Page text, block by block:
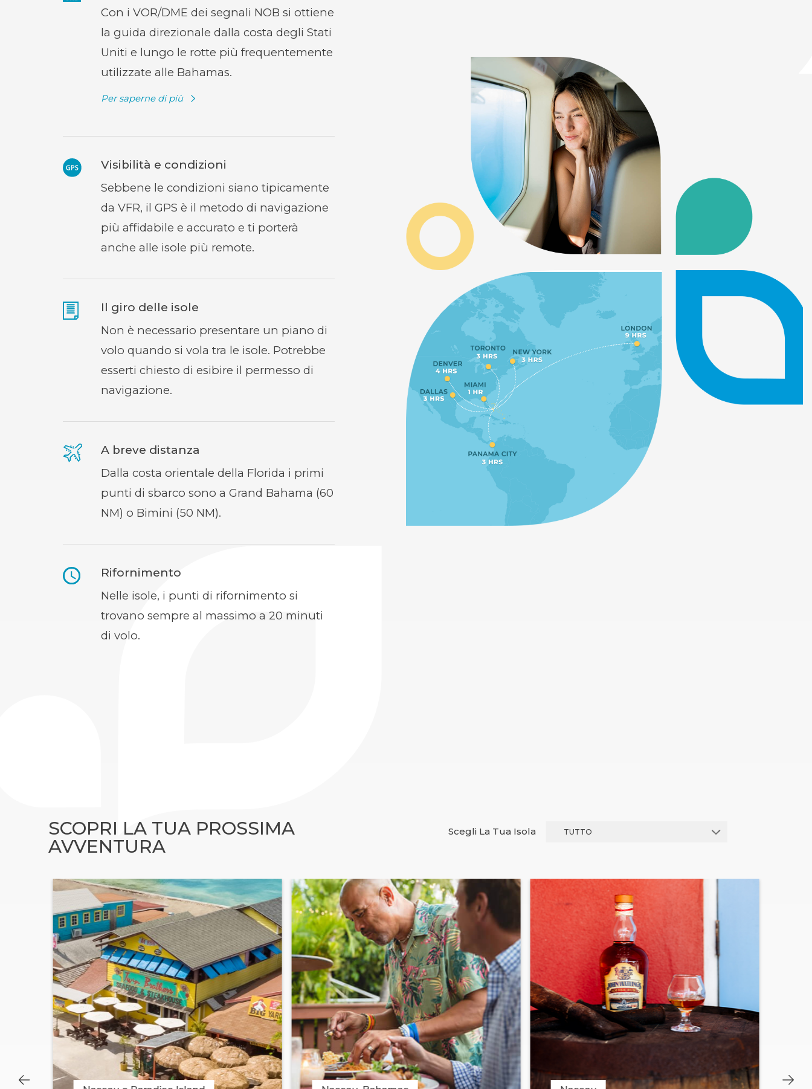
Con i VOR/DME dei segnali NOB si ottiene
la guida direzionale dalla costa degli Stati
Uniti e lungo le rotte più frequentemente
utilizzate alle Bahamas.
Per saperne di più
(opens
Visibilità e condizioni
Sebbene le condizioni siano tipicamente
da VFR, il GPS è il metodo di navigazione
più affidabile e accurato e ti porterà
anche alle isole più remote.
Il giro delle isole
Non è necessario presentare un piano di
volo quando si vola tra le isole. Potrebbe
esserti chiesto di esibire il permesso di
navigazione.
A breve distanza
Dalla costa orientale della Florida i primi
punti di sbarco sono a Grand Bahama (60
NM) o Bimini (50 NM).
Rifornimento
Nelle isole, i punti di rifornimento si
trovano sempre al massimo a 20 minuti
di volo.
SCOPRI LA TUA PROSSIMA
AVVENTURA
Scegli La Tua Isola TUTTO